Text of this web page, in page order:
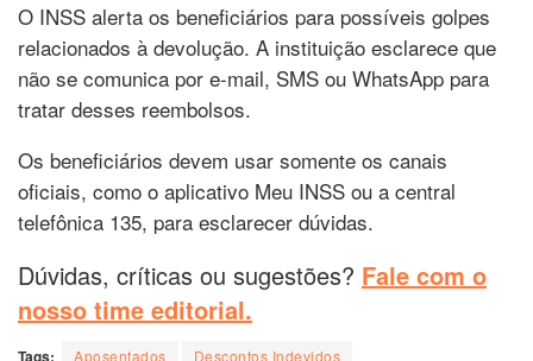
O INSS alerta os beneficiários para possíveis golpes
relacionados à devolução. A instituição esclarece que
não se comunica por e-mail, SMS ou WhatsApp para
tratar desses reembolsos.
Os beneficiários devem usar somente os canais
oficiais, como o aplicativo Meu INSS ou a central
telefônica 135, para esclarecer dúvidas.
Dúvidas, críticas ou sugestões? Fale com o
nosso time editorial.
Aposentados
Descontos Indevidos